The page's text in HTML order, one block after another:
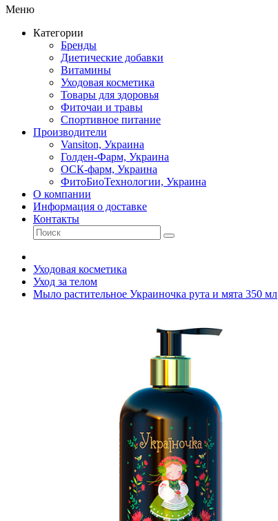
Меню
Категории
Бренды
Диетические добавки
Витамины
Уходовая косметика
Товары для здоровья
Фиточаи и травы
Спортивное питание
Производители
Vansiton, Украина
Голден-Фарм, Украина
ОСК-фарм, Украина
ФитоБиоТехнологии, Украина
О компании
Информация о доставке
Контакты
Уходовая косметика
Уход за телом
Мыло растительное Украиночка рута и мята 350 мл